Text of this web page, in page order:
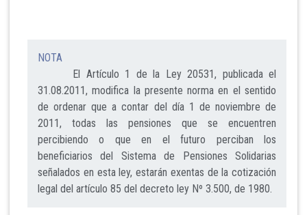
NOTA
El Artículo 1 de la Ley 20531, publicada el
31.08.2011, modifica la presente norma en el sentido
de ordenar que a contar del día 1 de noviembre de
2011, todas las pensiones que se encuentren
percibiendo o que en el futuro perciban los
beneficiarios del Sistema de Pensiones Solidarias
señalados en esta ley, estarán exentas de la cotización
legal del artículo 85 del decreto ley Nº 3.500, de 1980.